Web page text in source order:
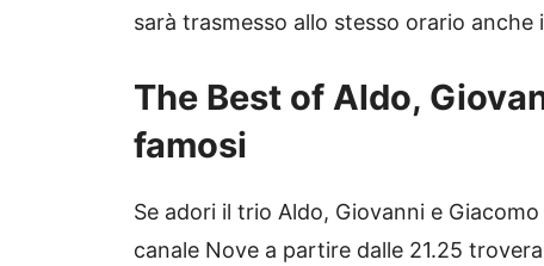
sarà trasmesso allo stesso orario anche
The Best of Aldo,
famosi
Se adori il trio Aldo, Giovanni e
canale Nove a partire dalle 21.25